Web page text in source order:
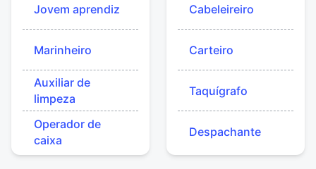
Jovem aprendiz
Marinheiro
Auxiliar de
limpeza
Operador de
caixa
Cabeleireiro
Carteiro
Taquígrafo
Despachante